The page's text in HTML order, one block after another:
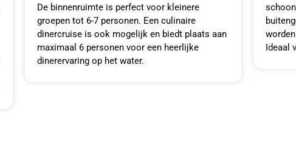
De binnenruimte is perfect voor kleinere
groepen tot 6-7 personen. Een culinaire
dinercruise is ook mogelijk en biedt plaats aan
maximaal 6 personen voor een heerlijke
dinerervaring op het water.
Ideaal